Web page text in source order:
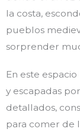
la costa,
pueblos
sorprender
En este
y escapadas
detallados,
para comer de